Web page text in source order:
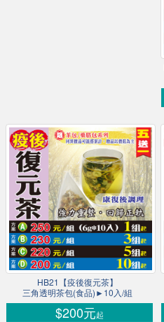
HB21【疫後復元茶】
三角透明茶包(食品)►10入/組
$200元起